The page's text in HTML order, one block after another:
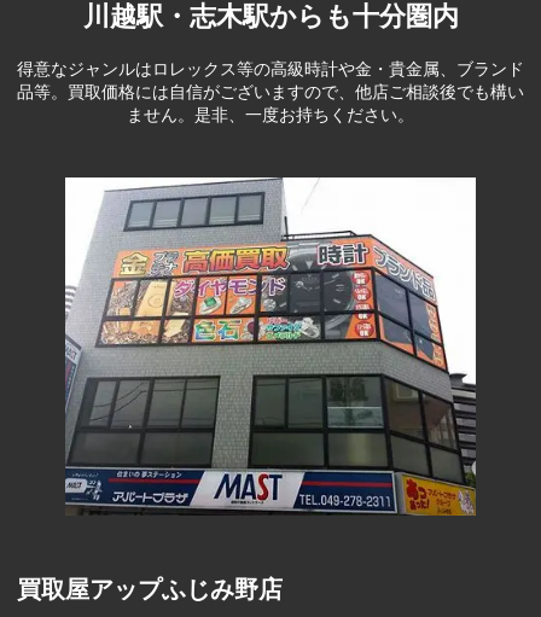
ルイ・ヴィト
５
16,000〜
ルイ・ヴィト
ン シリウス５
M41406 モノグラム
46,000〜
ン シリウス４
５
M41408
18,000〜
ルイ・ヴィト
ン サック・
ウィークエン
ドＧＭ
M42420 モノグラム
ルイ・ヴィト
ン サック・
ウィークエン
ドＰＭ
M42425 モノグラム
11,000〜
14,000円
ルイ・ヴィト
ン アルシェ
M51975 モノグラム
11,000〜
14,000円
ルイ・ヴィト
ン サックプラ
M45847 モノグラム
149,000〜
182,000円
川越駅・志木駅からも十分圏内
得意なジャンルはロレックス等の高級時計や金・貴金属、ブランド
品等。 買取価格には自信がございますので、他店ご相談後でも構い
ません。是非、一度お持ちください。
買取屋アップふじみ野店